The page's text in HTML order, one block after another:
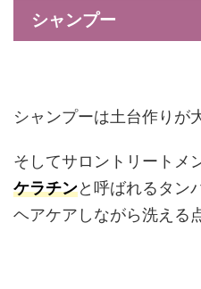
シャンプー
シャンプーは土台作りが
そしてサロントリートメ
ケラチンと呼ばれるタン
ヘアケアしながら洗える